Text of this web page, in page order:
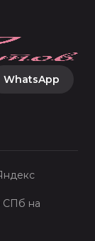
WhatsApp
СПб на